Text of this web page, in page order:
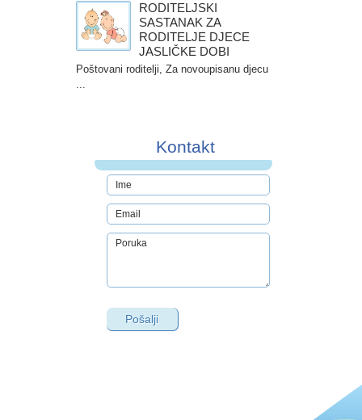
RODITELJSKI
SASTANAK ZA
RODITELJE DJECE
JASLIČKE DOBI
Poštovani roditelji, Za novoupisanu djecu
...
Kontakt